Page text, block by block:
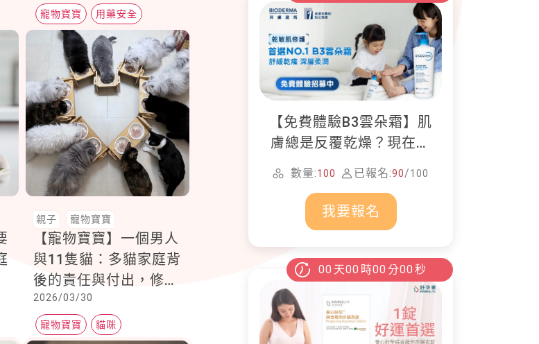
連署，政府今進行跨部
會關鍵會議！
寵物寶寶 用藥安全
親子 寵物寶寶
【寵物寶寶】一個男人
與11隻貓：多貓家庭背
後的責任與付出，修把
愛貓活成深情日常
2026/03/30
寵物寶寶 貓咪
【免費體驗B3雲朵霜】肌
膚總是反覆乾燥？現在就
加入貝膚黛瑪修護體驗計
畫！
數量:100 已報名:90/100
我要報名
00 天00 時00 分00 秒